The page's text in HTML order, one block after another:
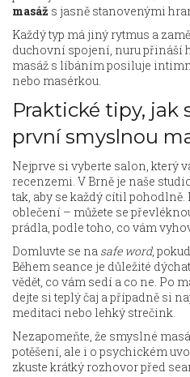
masáž s jasně stanovenými
Každý typ má jiný rytmus a
duchovní spojení, nuru přináší
masáž s líbáním posiluje
nebo masérkou.
Praktické tipy, jak
první smyslnou
Nejprve si vyberte salon, který
recenzemi. V Brně je naše
tak, aby se každý cítil
oblečení – můžete se
prádla, podle toho, co vám
Domluvte se na safe word,
Během seance je důležité
vědět, co vám sedí a co ne. Po
dejte si teplý čaj a případně si
meditaci nebo lehký strečink.
Nezapomeňte, že smyslné
potěšení, ale i o psychickém
zkuste krátký rozhovor před